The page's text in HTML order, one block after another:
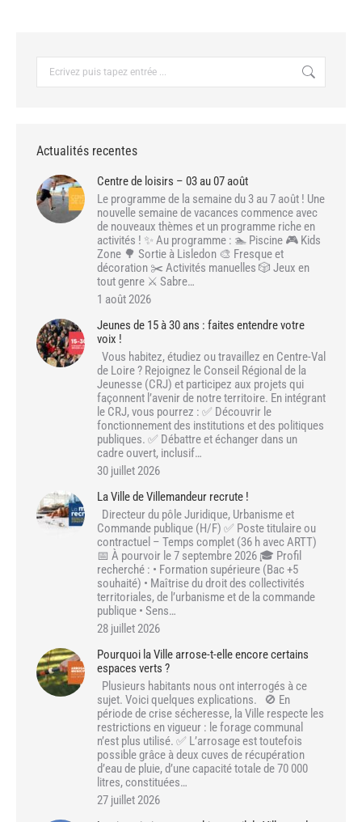
Actualités recentes
Centre de loisirs – 03 au 07 août
Le programme de la semaine du 3 au 7 août ! Une
nouvelle semaine de vacances commence avec
de nouveaux thèmes et un programme riche en
activités ! ✨ Au programme : 🏊 Piscine 🎮 Kids
Zone 🌳 Sortie à Lisledon 🎨 Fresque et
décoration ✂️ Activités manuelles 🎲 Jeux en
tout genre ⚔️ Sabre…
1 août 2026
Jeunes de 15 à 30 ans : faites entendre votre
voix !
Vous habitez, étudiez ou travaillez en Centre-Val
de Loire ? Rejoignez le Conseil Régional de la
Jeunesse (CRJ) et participez aux projets qui
façonnent l’avenir de notre territoire. En intégrant
le CRJ, vous pourrez : ✅ Découvrir le
fonctionnement des institutions et des politiques
publiques. ✅ Débattre et échanger dans un
cadre ouvert, inclusif…
30 juillet 2026
La Ville de Villemandeur recrute !
Directeur du pôle Juridique, Urbanisme et
Commande publique (H/F) ✅ Poste titulaire ou
contractuel – Temps complet (36 h avec ARTT)
📅 À pourvoir le 7 septembre 2026 🎓 Profil
recherché : • Formation supérieure (Bac +5
souhaité) • Maîtrise du droit des collectivités
territoriales, de l’urbanisme et de la commande
publique • Sens…
28 juillet 2026
Pourquoi la Ville arrose-t-elle encore certains
espaces verts ?
Plusieurs habitants nous ont interrogés à ce
sujet. Voici quelques explications. 🚫 En
période de crise sécheresse, la Ville respecte les
restrictions en vigueur : le forage communal
n’est plus utilisé. ✅ L’arrosage est toutefois
possible grâce à deux cuves de récupération
d’eau de pluie, d’une capacité totale de 70 000
litres, constituées…
27 juillet 2026